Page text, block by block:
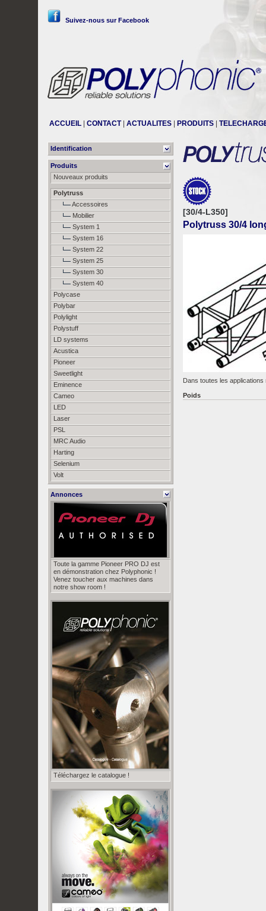
Suivez-nous sur Facebook
ACCUEIL CONTACT| ACTUALITES PRODUITS
Identification
Produits
Nouveaux produits
Polytruss
Accessoires
Mobilier
System 1
System 16
System 22
System 25
System 30
System 40
Polycase
Polybar
Polylight
Polystuff
LD systems
Acustica
Pioneer
Sweetlight
Eminence
Cameo
LED
Laser
PSL
MRC Audio
Harting
Selenium
Volt
Annonces
Toute la gamme Pioneer PRO DJ est
en démonstration chez Polyphonic !
Venez toucher aux machines dans
notre show room !
Téléchargez le catalogue !
[30/4-L350]
Polytruss 30/4
Dans toutes les
Poids